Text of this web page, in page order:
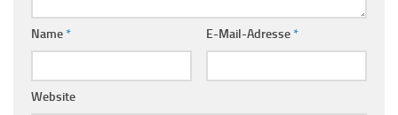
Name* E-Mail-Adresse*
Website